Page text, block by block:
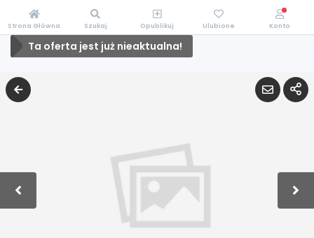
Ta oferta jest już nieaktualna!
Strona Główna Szukaj Opublikuj Ulubione Konto